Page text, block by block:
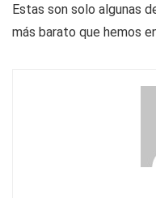
Estas son solo algunas
más barato que hemos